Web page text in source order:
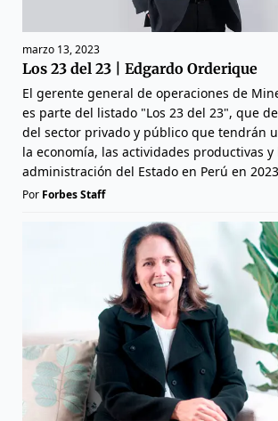
marzo 13, 2023
Los 23 del 23 | Edgardo Orderique
El gerente general de operaciones de
es parte del listado "Los 23 del 23", que
del sector privado y público que tendrán
la economía, las actividades productivas y
administración del Estado en Perú en
Por Forbes Staff